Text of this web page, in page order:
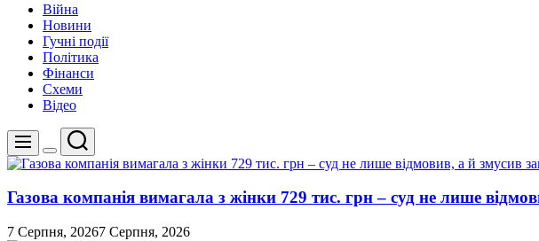
Війна
Новини
Гучні події
Політика
Фінанси
Схеми
Відео
Меню
Перемикач
кольорового
Пошук
Газова компанія вимагала з жінки 729 тис. грн – суд не лише
7 Серпня, 20267 Серпня, 2026